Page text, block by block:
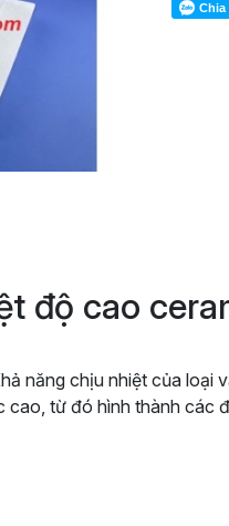
Chia
độ cao
năng chịu nhiệt của
từ đó hình thành các